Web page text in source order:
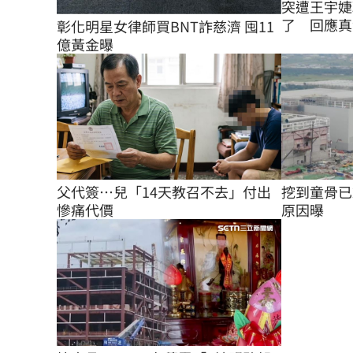
彰化明星女律師買BNT詐慈濟 囤11
億黃金曝
突遭王宇
了 回應真
父代簽…兒「14天教召不去」付出
慘痛代價
挖到童骨
原因曝